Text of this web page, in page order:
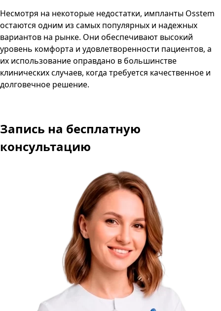
Несмотря на некоторые недостатки, импланты Osstem
остаются одним из самых популярных и надежных
вариантов на рынке. Они обеспечивают высокий
уровень комфорта и удовлетворенности пациентов, а
их использование оправдано в большинстве
клинических случаев, когда требуется качественное и
долговечное решение.
Запись на бесплатную
консультацию